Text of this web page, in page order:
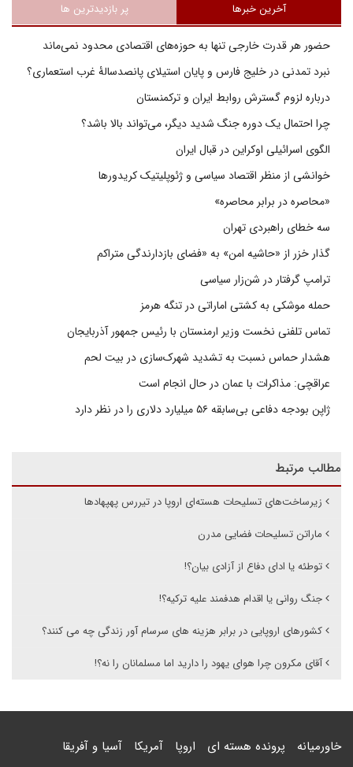
آخرین خبرها پر بازدیدترین ها
حضور هر قدرت خارجی تنها به حوزه‌های اقتصادی محدود نمی‌ماند
نبرد تمدنی در خلیج فارس و پایان استیلای پانصدسالۀ غرب استعماری؟
درباره لزوم گسترش روابط ایران و ترکمنستان
چرا احتمال یک دوره جنگ شدید دیگر، می‌تواند بالا باشد؟
الگوی اسرائیلی اوکراین در قبال ایران
خوانشی از منظر اقتصاد سیاسی و ژئوپلیتیک کریدورها
«محاصره در برابر محاصره»
سه خطای راهبردی تهران
گذار خزر از «حاشیه امن» به «فضای بازدارندگی متراکم
ترامپ گرفتار در شن‌زار سیاسی
حمله موشکی به کشتی اماراتی در تنگه هرمز
تماس تلفنی نخست وزیر ارمنستان با رئیس جمهور آذربایجان
هشدار حماس نسبت به تشدید شهرک‌سازی در بیت‌ لحم
عراقچی: مذاکرات با عمان در حال انجام است
ژاپن بودجه دفاعی بی‌سابقه ۵۶ میلیارد دلاری را در نظر دارد
مطالب مرتبط
زیرساخت‌های تسلیحات هسته‌ای اروپا در تیررس پهپهادها
ماراتن تسلیحات فضایی مدرن
توطئه یا ادای دفاع از آزادی بیان؟!
جنگ روانی یا اقدام هدفمند علیه ترکیه؟!
کشورهای اروپایی در برابر هزینه های سرسام آور زندگی چه می کنند؟
آقای مکرون چرا هوای یهود را دارید اما مسلمانان را نه؟!
خاورمیانه پرونده هسته ای اروپا آمریکا آسیا و آفریقا